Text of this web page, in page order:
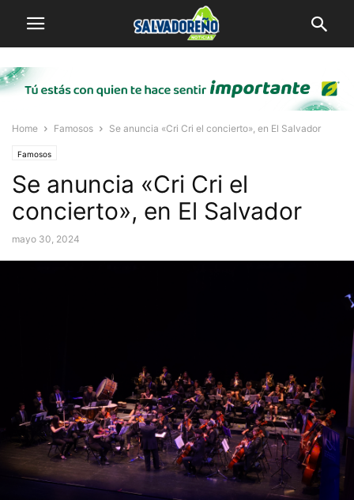
Home Famosos Se anuncia «Cri Cri el concierto», en El Salvador
Famosos
Se anuncia «Cri Cri el
concierto», en El Salvador
mayo 30, 2024